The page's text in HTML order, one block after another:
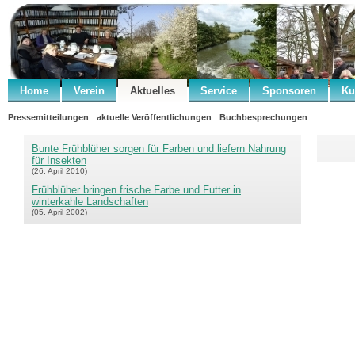
Home Verein Aktuelles Service Sponsoren
Pressemitteilungen aktuelle Veröffentlichungen Buchbesprechungen
Bunte Frühblüher sorgen für Farben und liefern Nahrung
für Insekten
(26. April 2010)
Frühblüher bringen frische Farbe und Futter in
winterkahle Landschaften
(05. April 2002)